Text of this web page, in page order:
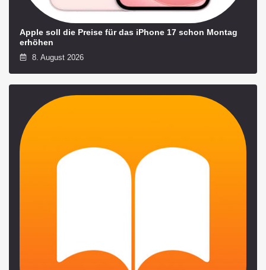
Apple soll die Preise für das iPhone 17 schon Montag
erhöhen
8. August 2026